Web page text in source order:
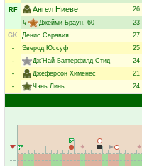
RF
Ангел Ниеве 26
↳
Джейми Браун, 60 23
GK
Денис Саравия 27
-
Эверод Юссуф 25
-
Дж’Най Баттерфилд-Стид 24
-
Джеферсон Хименес 21
-
Чэнь Линь 24